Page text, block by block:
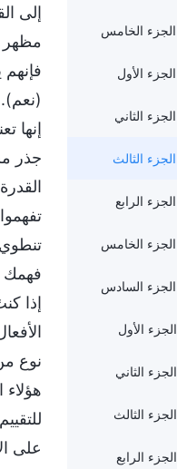
الجزء الخامس
الجزء الأول
الجزء الثاني
الجزء الثالث
الجزء الرابع
الجزء الخامس
الجزء السادس
الجزء الأول
الجزء الثاني
الجزء الثالث
الجزء الرابع
إلى
مظهر
إنها
جذر
فهمك
إذا
نوع
على